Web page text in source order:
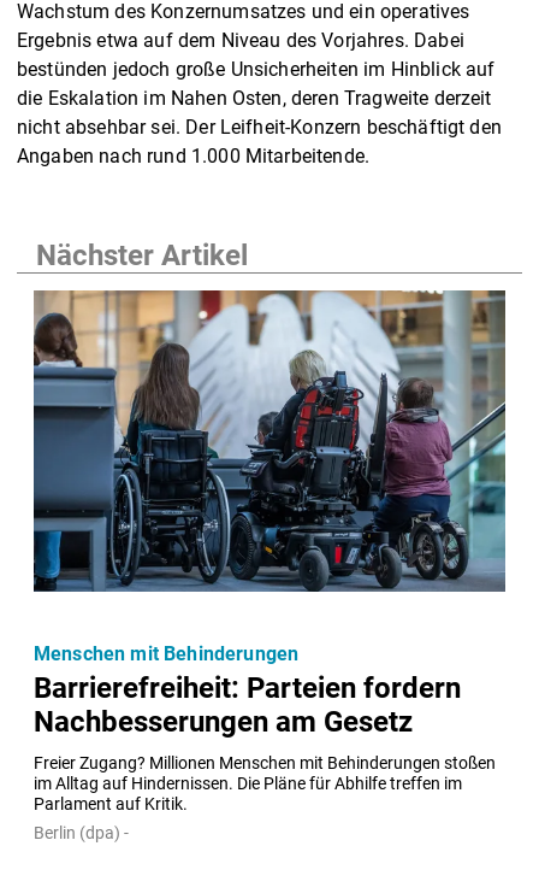
Wachstum des Konzernumsatzes und ein operatives
Ergebnis etwa auf dem Niveau des Vorjahres. Dabei
bestünden jedoch große Unsicherheiten im Hinblick auf
die Eskalation im Nahen Osten, deren Tragweite derzeit
nicht absehbar sei. Der Leifheit-Konzern beschäftigt den
Angaben nach rund 1.000 Mitarbeitende.
Nächster Artikel
Barrierefreiheit: Parteien fordern
Nachbesserungen am Gesetz
Freier Zugang? Millionen Menschen mit Behinderungen stoßen
im Alltag auf Hindernissen. Die Pläne für Abhilfe treffen im
Parlament auf Kritik.
Menschen mit Behinderungen
Berlin (dpa) -